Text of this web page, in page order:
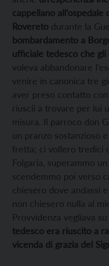
cappellano
Rovereto durante la
bombardamento a
ufficiale tedesco che gli
voleva abbandonare
venire in canonica tre
aver preso contatto
riuscii a trovare per lui
misura. Il parroco don
un pranzo sostanzioso
fretta; ci vollero tredici
Folgaria, superammo
scendemmo poi verso
chiesero dove andassi
non chiesero nulla al
Provvidenza vegliava su
tedesco era riuscito a
vicenda di grazia del